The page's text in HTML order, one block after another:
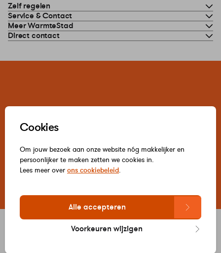
Cookies
Om jouw bezoek aan onze website nóg makkelijker en
persoonlijker te maken zetten we cookies in.
Lees meer over ons cookiebeleid.
Alle accepteren
Voorkeuren wijzigen
Zelf regelen
Service & Contact
Meer WarmteStad
Direct contact
© WarmteStad 2026
Disclaimer en Privacy statement